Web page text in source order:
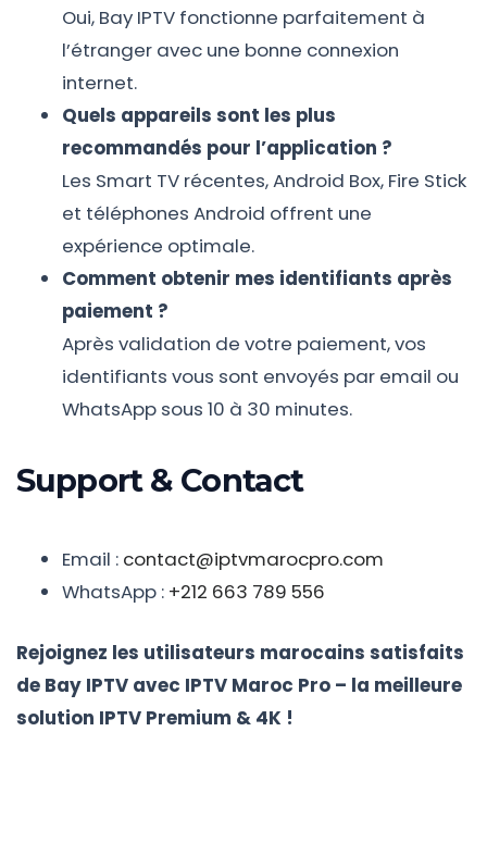
Oui, Bay IPTV fonctionne parfaitement à
l’étranger avec une bonne connexion
internet.
Quels appareils sont les plus
recommandés pour l’application ?
Les Smart TV récentes, Android Box, Fire Stick
et téléphones Android offrent une
expérience optimale.
Comment obtenir mes identifiants après
paiement ?
Après validation de votre paiement, vos
identifiants vous sont envoyés par email ou
WhatsApp sous 10 à 30 minutes.
Support & Contact
Email : contact@iptvmarocpro.com
WhatsApp : +212 663 789 556
Rejoignez les utilisateurs marocains satisfaits
de Bay IPTV avec IPTV Maroc Pro – la meilleure
solution IPTV Premium & 4K !